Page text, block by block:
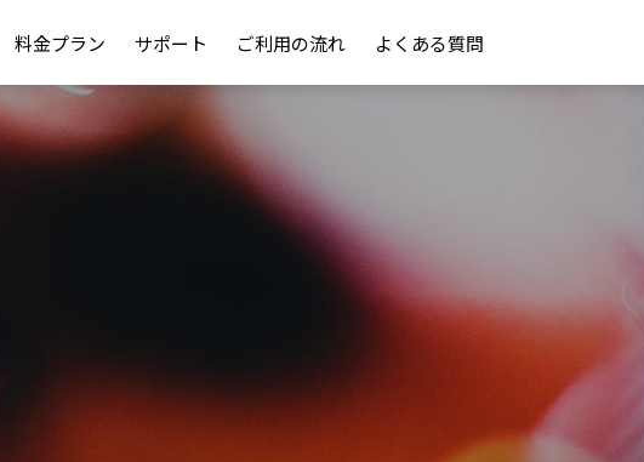
料金プラン サポート ご利用の流れ よくある質問